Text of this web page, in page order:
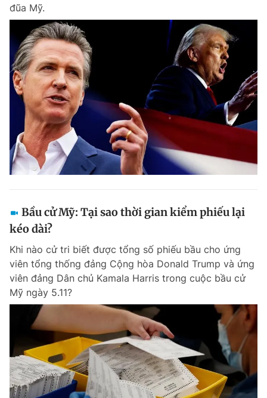
đũa Mỹ.
Bầu cử Mỹ: Tại sao thời gian kiểm phiếu lại
kéo dài?
Khi nào cử tri biết được tổng số phiếu bầu cho ứng
viên tổng thống đảng Cộng hòa Donald Trump và ứng
viên đảng Dân chủ Kamala Harris trong cuộc bầu cử
Mỹ ngày 5.11?